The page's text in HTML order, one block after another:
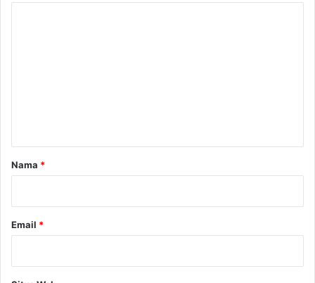
r
Nama *
Email *